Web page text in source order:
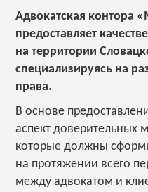
Адвокатская контора
предоставляет
на территории
специализируясь на
права.
В основе
аспект доверительных
которые должны
на протяжении всего
между адвокатом и